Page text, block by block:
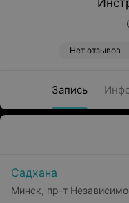
Нет отзывов
Запись
Садхана
Минск, пр-т